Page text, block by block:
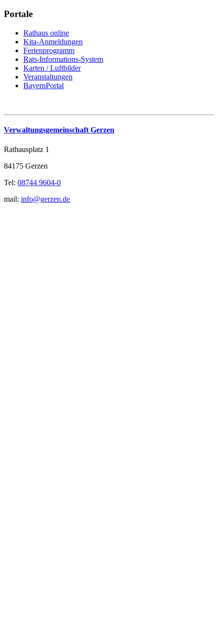
Portale
Rathaus online
Kita-Anmeldungen
Ferienprogramm
Rats-Informations-System
Karten / Luftbilder
Veranstaltungen
BayernPortal
Verwaltungsgemeinschaft Gerzen
Rathausplatz 1
84175 Gerzen
Tel: 08744 9604-0
mail: info@gerzen.de